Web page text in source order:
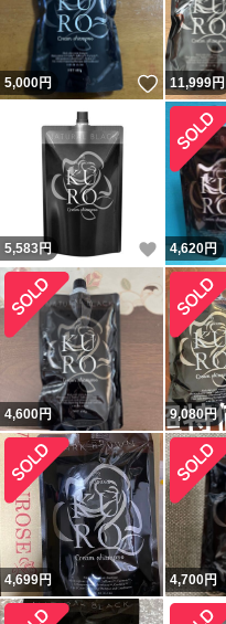
5,000円 いいね！
11,999円
5,583円 いいね！
4,620円
4,600円 9,080円
4,699円 4,700円